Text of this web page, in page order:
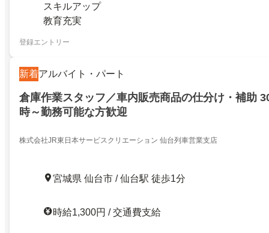
スキルアップ
教育充実
登録エントリー
新着アルバイト・パート
倉庫作業スタッフ／車内販売商品の仕分け・補助
時～勤務可能な方歓迎
株式会社JR東日本サービスクリエーション 仙台列車営業支店
宮城県 仙台市 / 仙台駅 徒歩1分
時給1,300円 / 交通費支給